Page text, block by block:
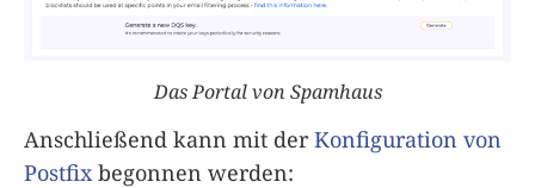
Das Portal von Spamhaus
Anschließend kann mit derKonfiguration von
Postfixbegonnen werden: